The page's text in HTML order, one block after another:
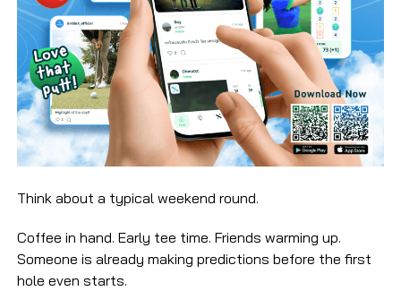
Think about a typical weekend round.
Coffee in hand. Early tee time. Friends warming up.
Someone is already making predictions before the first
hole even starts.